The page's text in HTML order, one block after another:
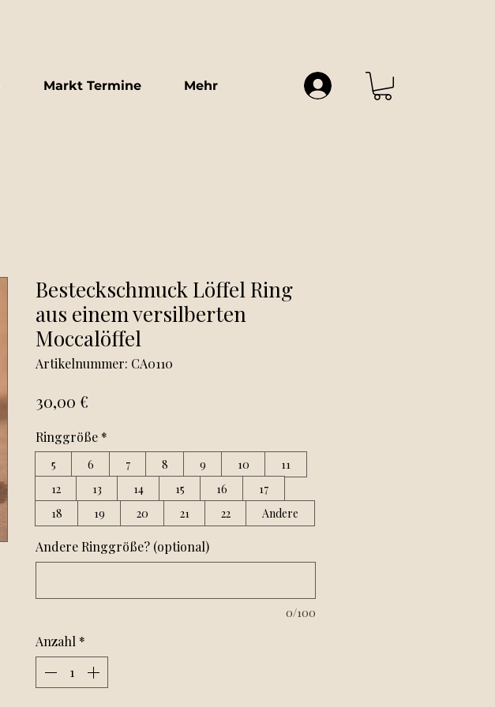
Markt Termine Mehr
Besteckschmuck Löffel Ring
aus einem versilberten
Moccalöffel
Artikelnummer: CA0110
30,00 €
Ringgröße *
5 6 7 8 9 10
11
12
13 14 15 16
17
18
19 20 21 22 Andere
Andere Ringgröße? (optional)
0/100
Anzahl *